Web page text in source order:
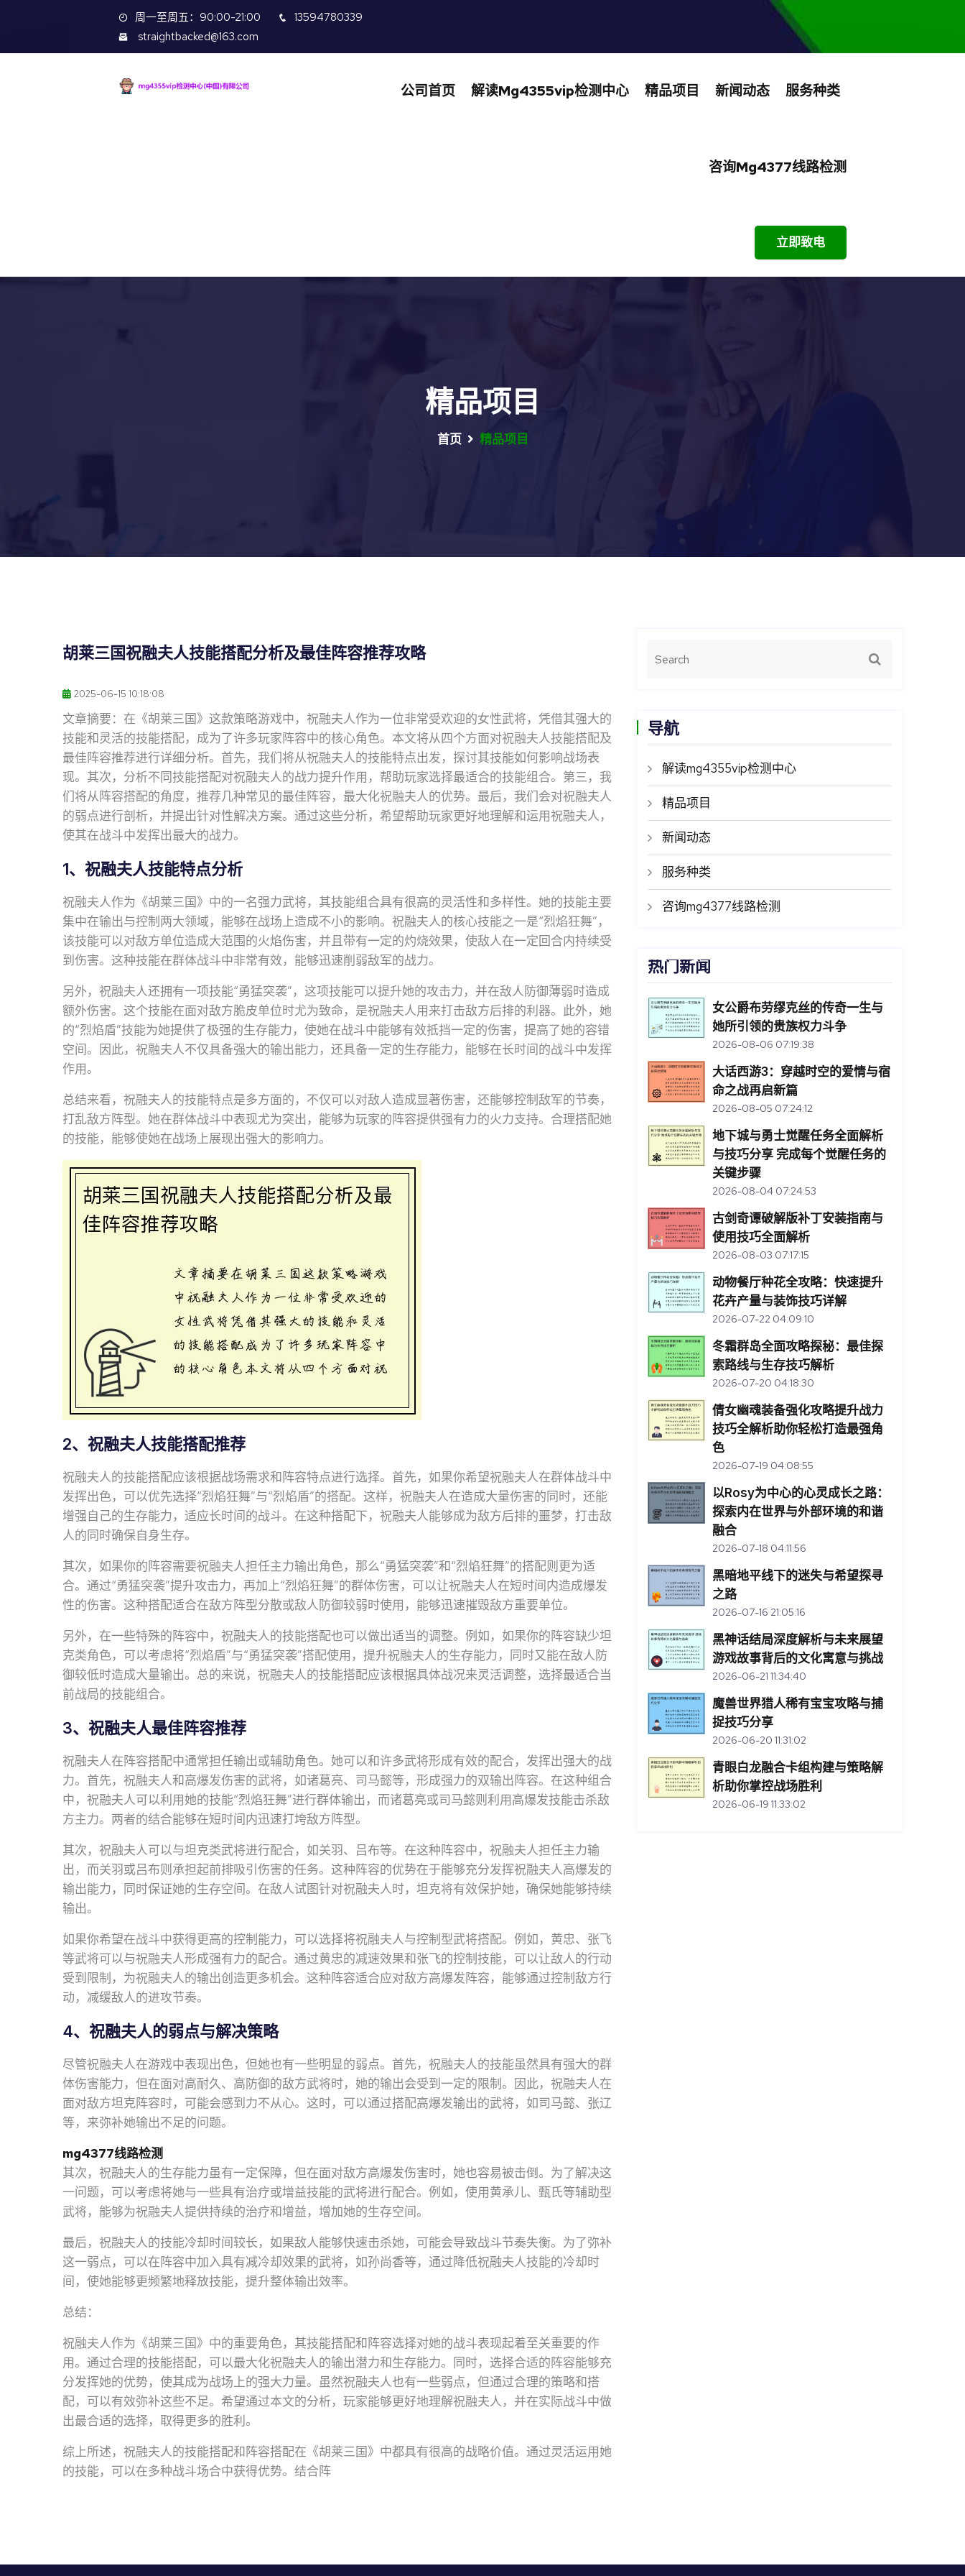
周一至周五：90:00-21:00
13594780339
straightbacked@163.com
公司首页 解读mg4355vip检测中心 精品项目 新闻动态 服务种类
咨询mg4377线路检测
立即致电
精品项目
首页 精品项目
胡莱三国祝融夫人技能搭配分析及最佳阵容推荐攻略
2025-06-15 10:18:08
文章摘要：在《胡莱三国》这款策略游戏中，祝融夫人作为一位非常受欢迎的女性武将，凭借其强大的
技能和灵活的技能搭配，成为了许多玩家阵容中的核心角色。本文将从四个方面对祝融夫人技能搭配及
最佳阵容推荐进行详细分析。首先，我们将从祝融夫人的技能特点出发，探讨其技能如何影响战场表
现。其次，分析不同技能搭配对祝融夫人的战力提升作用，帮助玩家选择最适合的技能组合。第三，我
们将从阵容搭配的角度，推荐几种常见的最佳阵容，最大化祝融夫人的优势。最后，我们会对祝融夫人
的弱点进行剖析，并提出针对性解决方案。通过这些分析，希望帮助玩家更好地理解和运用祝融夫人，
使其在战斗中发挥出最大的战力。
1、祝融夫人技能特点分析
祝融夫人作为《胡莱三国》中的一名强力武将，其技能组合具有很高的灵活性和多样性。她的技能主要
集中在输出与控制两大领域，能够在战场上造成不小的影响。祝融夫人的核心技能之一是“烈焰狂舞”，
该技能可以对敌方单位造成大范围的火焰伤害，并且带有一定的灼烧效果，使敌人在一定回合内持续受
到伤害。这种技能在群体战斗中非常有效，能够迅速削弱敌军的战力。
另外，祝融夫人还拥有一项技能“勇猛突袭”，这项技能可以提升她的攻击力，并在敌人防御薄弱时造成
额外伤害。这个技能在面对敌方脆皮单位时尤为致命，是祝融夫人用来打击敌方后排的利器。此外，她
的“烈焰盾”技能为她提供了极强的生存能力，使她在战斗中能够有效抵挡一定的伤害，提高了她的容错
空间。因此，祝融夫人不仅具备强大的输出能力，还具备一定的生存能力，能够在长时间的战斗中发挥
作用。
总结来看，祝融夫人的技能特点是多方面的，不仅可以对敌人造成显著伤害，还能够控制敌军的节奏，
打乱敌方阵型。她在群体战斗中表现尤为突出，能够为玩家的阵容提供强有力的火力支持。合理搭配她
的技能，能够使她在战场上展现出强大的影响力。
2、祝融夫人技能搭配推荐
祝融夫人的技能搭配应该根据战场需求和阵容特点进行选择。首先，如果你希望祝融夫人在群体战斗中
发挥出色，可以优先选择“烈焰狂舞”与“烈焰盾”的搭配。这样，祝融夫人在造成大量伤害的同时，还能
增强自己的生存能力，适应长时间的战斗。在这种搭配下，祝融夫人能够成为敌方后排的噩梦，打击敌
人的同时确保自身生存。
其次，如果你的阵容需要祝融夫人担任主力输出角色，那么“勇猛突袭”和“烈焰狂舞”的搭配则更为适
合。通过“勇猛突袭”提升攻击力，再加上“烈焰狂舞”的群体伤害，可以让祝融夫人在短时间内造成爆发
性的伤害。这种搭配适合在敌方阵型分散或敌人防御较弱时使用，能够迅速摧毁敌方重要单位。
另外，在一些特殊的阵容中，祝融夫人的技能搭配也可以做出适当的调整。例如，如果你的阵容缺少坦
克类角色，可以考虑将“烈焰盾”与“勇猛突袭”搭配使用，提升祝融夫人的生存能力，同时又能在敌人防
御较低时造成大量输出。总的来说，祝融夫人的技能搭配应该根据具体战况来灵活调整，选择最适合当
前战局的技能组合。
3、祝融夫人最佳阵容推荐
祝融夫人在阵容搭配中通常担任输出或辅助角色。她可以和许多武将形成有效的配合，发挥出强大的战
力。首先，祝融夫人和高爆发伤害的武将，如诸葛亮、司马懿等，形成强力的双输出阵容。在这种组合
中，祝融夫人可以利用她的技能“烈焰狂舞”进行群体输出，而诸葛亮或司马懿则利用高爆发技能击杀敌
方主力。两者的结合能够在短时间内迅速打垮敌方阵型。
其次，祝融夫人可以与坦克类武将进行配合，如关羽、吕布等。在这种阵容中，祝融夫人担任主力输
出，而关羽或吕布则承担起前排吸引伤害的任务。这种阵容的优势在于能够充分发挥祝融夫人高爆发的
输出能力，同时保证她的生存空间。在敌人试图针对祝融夫人时，坦克将有效保护她，确保她能够持续
输出。
如果你希望在战斗中获得更高的控制能力，可以选择将祝融夫人与控制型武将搭配。例如，黄忠、张飞
等武将可以与祝融夫人形成强有力的配合。通过黄忠的减速效果和张飞的控制技能，可以让敌人的行动
受到限制，为祝融夫人的输出创造更多机会。这种阵容适合应对敌方高爆发阵容，能够通过控制敌方行
动，减缓敌人的进攻节奏。
4、祝融夫人的弱点与解决策略
尽管祝融夫人在游戏中表现出色，但她也有一些明显的弱点。首先，祝融夫人的技能虽然具有强大的群
体伤害能力，但在面对高耐久、高防御的敌方武将时，她的输出会受到一定的限制。因此，祝融夫人在
面对敌方坦克阵容时，可能会感到力不从心。这时，可以通过搭配高爆发输出的武将，如司马懿、张辽
等，来弥补她输出不足的问题。
mg4377线路检测
其次，祝融夫人的生存能力虽有一定保障，但在面对敌方高爆发伤害时，她也容易被击倒。为了解决这
一问题，可以考虑将她与一些具有治疗或增益技能的武将进行配合。例如，使用黄承儿、甄氏等辅助型
武将，能够为祝融夫人提供持续的治疗和增益，增加她的生存空间。
最后，祝融夫人的技能冷却时间较长，如果敌人能够快速击杀她，可能会导致战斗节奏失衡。为了弥补
这一弱点，可以在阵容中加入具有减冷却效果的武将，如孙尚香等，通过降低祝融夫人技能的冷却时
间，使她能够更频繁地释放技能，提升整体输出效率。
总结：
祝融夫人作为《胡莱三国》中的重要角色，其技能搭配和阵容选择对她的战斗表现起着至关重要的作
用。通过合理的技能搭配，可以最大化祝融夫人的输出潜力和生存能力。同时，选择合适的阵容能够充
分发挥她的优势，使其成为战场上的强大力量。虽然祝融夫人也有一些弱点，但通过合理的策略和搭
配，可以有效弥补这些不足。希望通过本文的分析，玩家能够更好地理解祝融夫人，并在实际战斗中做
出最合适的选择，取得更多的胜利。
综上所述，祝融夫人的技能搭配和阵容搭配在《胡莱三国》中都具有很高的战略价值。通过灵活运用她
的技能，可以在多种战斗场合中获得优势。结合阵
导航
解读mg4355vip检测中心
精品项目
新闻动态
服务种类
咨询mg4377线路检测
热门新闻
女公爵布劳缪克丝的传奇一生与
她所引领的贵族权力斗争
2026-08-06 07:19:38
大话西游3：穿越时空的爱情与宿
命之战再启新篇
2026-08-05 07:24:12
地下城与勇士觉醒任务全面解析
与技巧分享 完成每个觉醒任务的
关键步骤
2026-08-04 07:24:53
古剑奇谭破解版补丁安装指南与
使用技巧全面解析
2026-08-03 07:17:15
动物餐厅种花全攻略：快速提升
花卉产量与装饰技巧详解
2026-07-22 04:09:10
冬霜群岛全面攻略探秘：最佳探
索路线与生存技巧解析
2026-07-20 04:18:30
倩女幽魂装备强化攻略提升战力
技巧全解析助你轻松打造最强角
色
2026-07-19 04:08:55
以Rosy为中心的心灵成长之路：
探索内在世界与外部环境的和谐
融合
2026-07-18 04:11:56
黑暗地平线下的迷失与希望探寻
之路
2026-07-16 21:05:16
黑神话结局深度解析与未来展望
游戏故事背后的文化寓意与挑战
2026-06-21 11:34:40
魔兽世界猎人稀有宝宝攻略与捕
捉技巧分享
2026-06-20 11:31:02
青眼白龙融合卡组构建与策略解
析助你掌控战场胜利
2026-06-19 11:33:02